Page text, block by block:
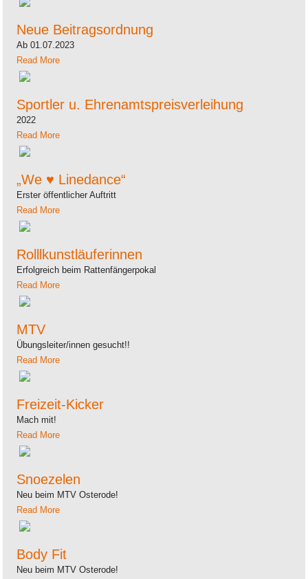
Neue Beitragsordnung
Ab 01.07.2023
Read More
Sportler u. Ehrenamtspreisverleihung
2022
Read More
„We ♥ Linedance“
Erster öffentlicher Auftritt
Read More
Rolllkunstläuferinnen
Erfolgreich beim Rattenfängerpokal
Read More
MTV
Übungsleiter/innen gesucht!!
Read More
Freizeit-Kicker
Mach mit!
Read More
Snoezelen
Neu beim MTV Osterode!
Read More
Body Fit
Neu beim MTV Osterode!